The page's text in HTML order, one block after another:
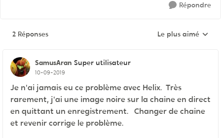
Répondre
2 Réponses Réponses triées
Le plus aimé
SamusAran Super utilisateur
10-09-2019
Je n'ai jamais eu ce problème avec Helix. Très
rarement, j'ai une image noire sur la chaine en direct
en quittant un enregistrement. Changer de chaine
et revenir corrige le problème.